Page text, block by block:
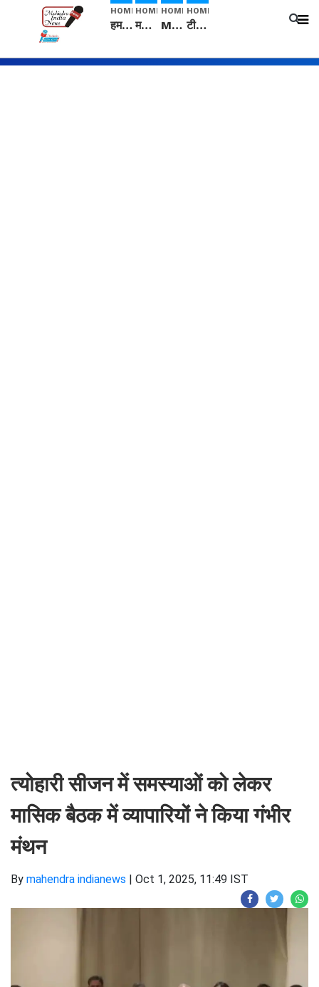
HOME
हम सनातनी..." सांसद kangana Ranaut से क्या बोली लड़की? Viral Jantar-Mantar | CJP protest
HOME
मनीषा हत्याकांड: हत्या, आत्महत्या या कोई बड़ा राज? | Full Story | Josh Haryana
HOME
Mangalsutra: हिंदू धर्म में शादी के बाद मंगलसूत्र क्यों पहनती है महिलाएं, किसने शुरु की ये परंपरा
HOME
टीम बीकेई ने एग्रीकल्चर ग्रेड की यूरिया खाद गट्टों में बदलकर टेक्निकल ग्रेड में बेचने वालों पर करवाई कार्रवाई: लखविंदर सिंह औलख
त्योहारी सीजन में समस्याओं को लेकर
मासिक बैठक में व्यापारियों ने किया गंभीर
मंथन
By mahendra indianews | Oct 1, 2025, 11:49 IST